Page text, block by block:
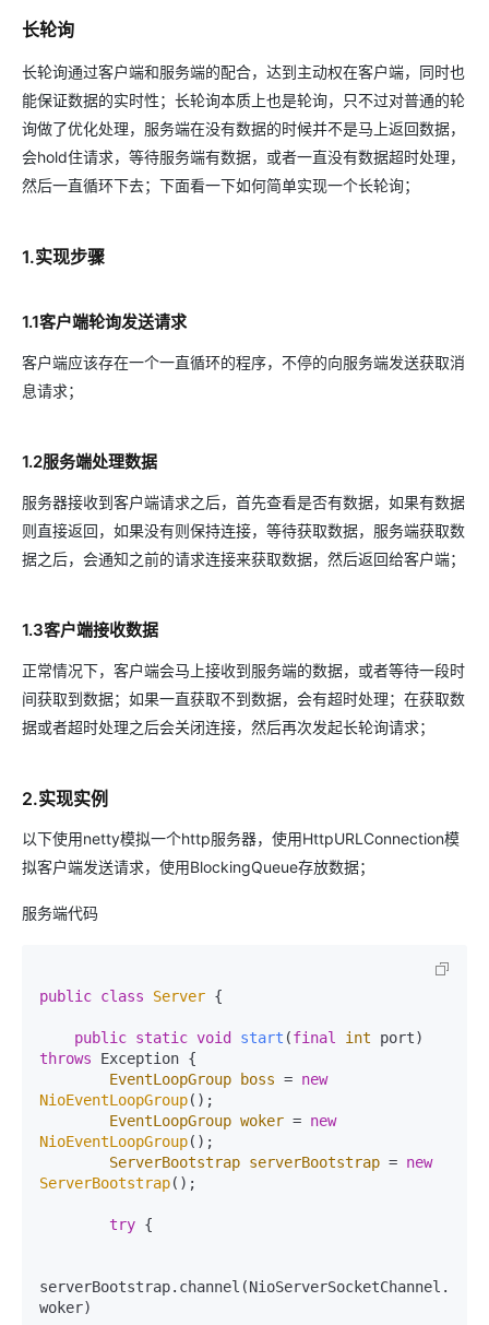
长轮询
长轮询通过客户端和服务端的配合，达到主动权在客户端，同时也
能保证数据的实时性；长轮询本质上也是轮询，只不过对普通的轮
询做了优化处理，服务端在没有数据的时候并不是马上返回数据，
会hold住请求，等待服务端有数据，或者一直没有数据超时处理，
然后一直循环下去；下面看一下如何简单实现一个长轮询；
1.实现步骤
1.1客户端轮询发送请求
客户端应该存在一个一直循环的程序，不停的向服务端发送获取消
息请求；
1.2服务端处理数据
服务器接收到客户端请求之后，首先查看是否有数据，如果有数据
则直接返回，如果没有则保持连接，等待获取数据，服务端获取数
据之后，会通知之前的请求连接来获取数据，然后返回给客户端；
1.3客户端接收数据
正常情况下，客户端会马上接收到服务端的数据，或者等待一段时
间获取到数据；如果一直获取不到数据，会有超时处理；在获取数
据或者超时处理之后会关闭连接，然后再次发起长轮询请求；
2.实现实例
以下使用netty模拟一个http服务器，使用HttpURLConnection模
拟客户端发送请求，使用BlockingQueue存放数据；
服务端代码
public class Server {
public static void start (final int port)
throws Exception {
EventLoopGroup
boss = new
NioEventLoopGroup();
EventLoopGroup woker = new
NioEventLoopGroup();
ServerBootstrap serverBootstrap = new
ServerBootstrap();
try {
woker)